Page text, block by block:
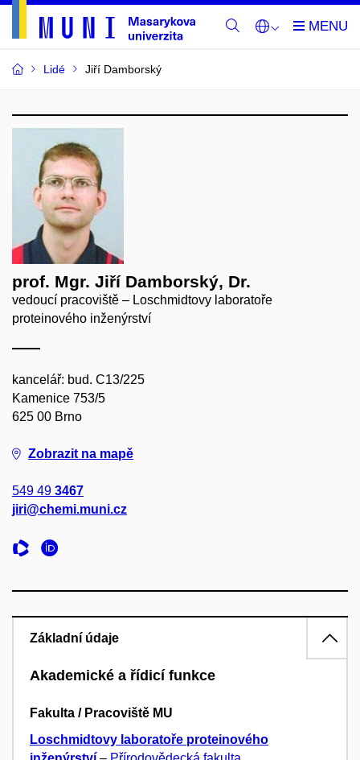
Lidé Jiří Damborský
prof. Mgr. Jiří Damborský, Dr.
vedoucí pracoviště – Loschmidtovy laboratoře
proteinového inženýrství
kancelář: bud. C13/225
Kamenice 753/5
625 00 Brno
Zobrazit na mapě
549 49 3467
jiri@chemi.muni.cz
Základní údaje
Akademické a řídicí funkce
Fakulta / Pracoviště MU
Loschmidtovy laboratoře proteinového